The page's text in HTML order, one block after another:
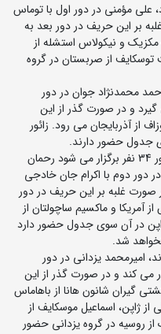
کننده دارد، علی مؤمنی در دور اول با توماس
بر این حریف در دور بعد به
و نیکولاس استشله از
توسکایف از صربستان در گروه
حضور دارند احمد محمدنژاد جوان در دور
و در صورت گذر از این
از آذربایجان می رود. زائور
جدول حضور دارند.
در وزن 65 کیلوگرم که مسابقات آن با حضور 34 نفر برگزار می شود رحمان
دور دوم با اکرام جان خادجی
غلبه بر این حریف در دور
آمریکا و ماکسیم ساچولتان از
در آن سوی جدول حضور دارد
نخواهد شد.
شرکت کرده اند، امیرمحمد یزدانی در دور
می کند و در صورت گذر از این
گیران شانون هانا از باهاماس
ژاپن، اسماعیل موسکایف از
از روسیه در گروه یزدانی حضور